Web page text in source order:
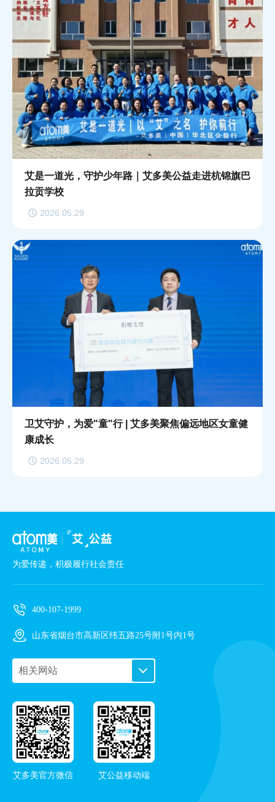
艾是一道光，守护少年路｜艾多美公益走进杭锦旗巴
拉贡学校
2026.05.29
卫艾守护，为爱"童"行 | 艾多美聚焦偏远地区女童健
康成长
2026.05.29
为爱传递，积极履行社会责任
400-107-1999
山东省烟台市高新区纬五路25号附1号内1号
相关网站
手机艾购商城
艾多美企业站
艾多美频道
在线导览
艾多美官方微信 艾公益移动端